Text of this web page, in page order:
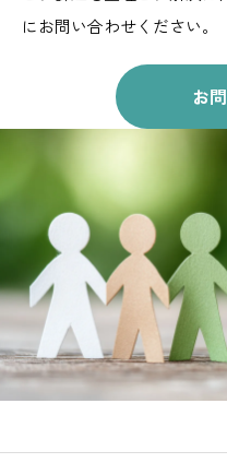
にお問い合わせください。
お